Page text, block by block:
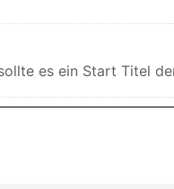
es ein Start Titel